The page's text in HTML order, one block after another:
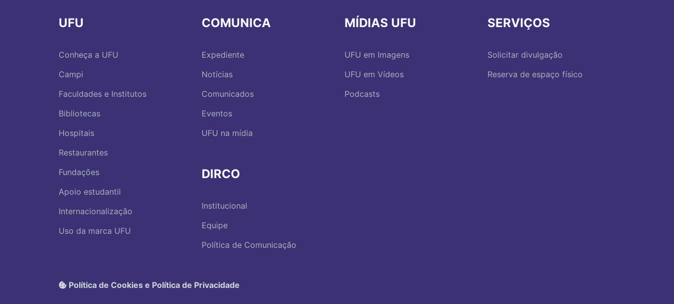
UFU
Conheça a UFU
Campi
Faculdades e Institutos
Bibliotecas
Hospitais
Restaurantes
Fundações
Apoio estudantil
Internacionalização
Uso da marca UFU
COMUNICA
Expediente
Notícias
Comunicados
Eventos
UFU na mídia
DIRCO
Institucional
Equipe
Política de Comunicação
MÍDIAS UFU
UFU em Imagens
UFU em Vídeos
Podcasts
SERVIÇOS
Solicitar divulgação
Reserva de espaço físico
Política de Cookies e Política de Privacidade